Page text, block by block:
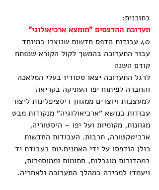
בתוכנית:
תערוכת ההדפסים "מומצא ארכיאולוגי"
40 עבודות הדפס חדשות שנוצרו במיוחד
עבור התערוכה בהמשך לקול הקורא שנפתח
קודם השנה
לרגל התערוכה יצאו סטודיו בעלי המלאכה
והחברה לפיתוח יפו העתיקה בקריאה
למעצבות ויוצרים ממגוון דיסציפלינות ליצור
עבודות בנושא ״ארכיאולוגיה״ מנקודות מבט
מגוונות, מקומיות ועל יפו – היסטוריה,
ארכיטקטורה, תרבות. העבודות החדשות
כולן הודפסו על ידי האמנים.יות בעבודת יד
במהדורות מוגבלות, חתומות וממוספרות,
ויעמדו למכירה במהלך התערוכה ולאחריה.